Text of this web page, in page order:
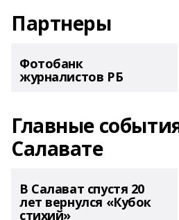
Партнеры
Фотобанк
журналистов РБ
Главные
Салавате
В Салават спустя 20
лет вернулся «Кубок
стихий»